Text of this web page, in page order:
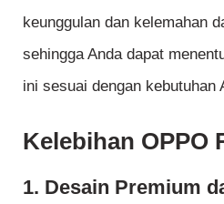
keunggulan dan kelemahan
sehingga Anda dapat
ini sesuai dengan kebutuhan
Kelebihan OPPO
1. Desain Premium